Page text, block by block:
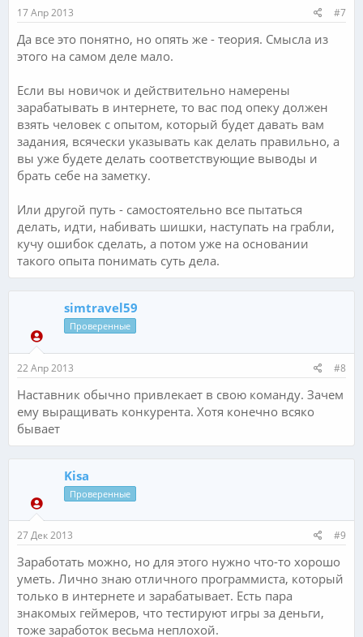
17 Апр 2013 #7
Да все это понятно, но опять же - теория. Смысла из
этого на самом деле мало.
Если вы новичок и действительно намерены
зарабатывать в интернете, то вас под опеку должен
взять человек с опытом, который будет давать вам
задания, всячески указывать как делать правильно, а
вы уже будете делать соответствующие выводы и
брать себе на заметку.
Или другой путь - самостоятельно все пытаться
делать, идти, набивать шишки, наступать на грабли,
кучу ошибок сделать, а потом уже на основании
такого опыта понимать суть дела.
simtravel59
Проверенные
22 Апр 2013 #8
Наставник обычно привлекает в свою команду. Зачем
ему выращивать конкурента. Хотя конечно всяко
бывает
Kisa
Проверенные
27 Дек 2013 #9
Заработать можно, но для этого нужно что-то хорошо
уметь. Лично знаю отличного программиста, который
только в интернете и зарабатывает. Есть пара
знакомых геймеров, что тестируют игры за деньги,
тоже заработок весьма неплохой.